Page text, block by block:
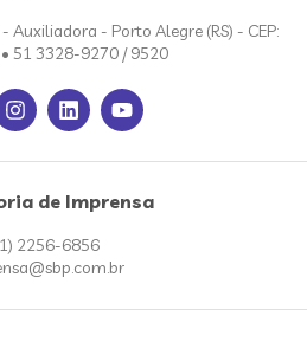
Auxiliadora - Porto Alegre (RS) - CEP:
51 3328-9270 / 9520
de Imprensa
2256-6856